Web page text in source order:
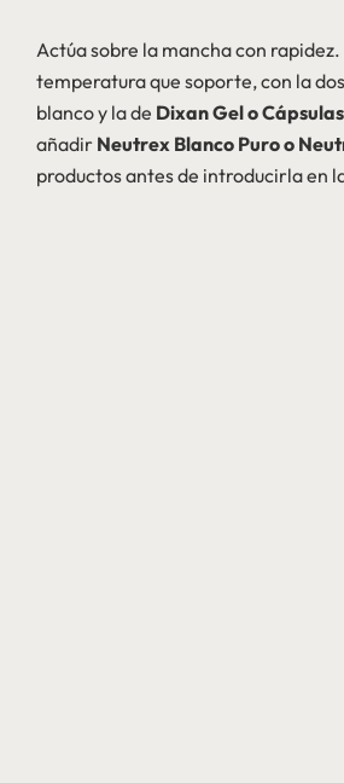
Actúa sobre la mancha con
temperatura que soporte, con la
blanco y la de Dixan Gel o
añadir Neutrex Blanco Puro o
productos antes de introducirla en